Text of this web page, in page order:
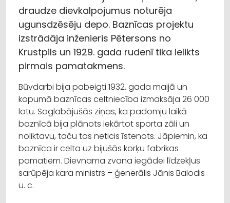
draudze dievkalpojumus noturēja
ugunsdzēsēju depo. Baznīcas projektu
izstrādāja inženieris Pētersons no
Krustpils un 1929. gada rudenī tika ielikts
pirmais pamatakmens.
Būvdarbi bija pabeigti 1932. gada maijā un
kopumā baznīcas celtniecība izmaksāja 26 000
latu. Saglabājušās ziņas, ka padomju laikā
baznīcā bija plānots iekārtot sporta zāli un
noliktavu, taču tas neticis īstenots. Jāpiemin, ka
baznīca ir celta uz bijušās korķu fabrikas
pamatiem. Dievnama zvana iegādei līdzekļus
sarūpēja kara ministrs – ģenerālis Jānis Balodis
u. c.